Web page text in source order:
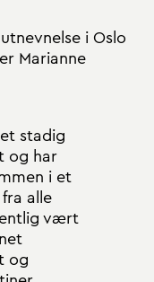
i Oslo
Marianne
stadig
og har
i et
alle
vært
og